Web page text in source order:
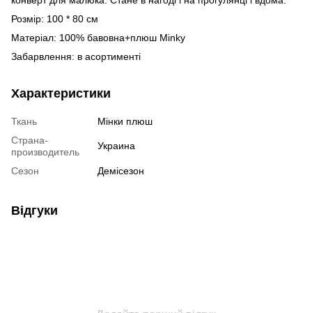
Розмір: 100 * 80 см
Матеріал: 100% бавовна+плюш Minky
Забарвлення: в асортименті
Характеристики
Ткань
Мінки плюш
Страна-
производитель
Украина
Сезон Демісезон
Відгуки